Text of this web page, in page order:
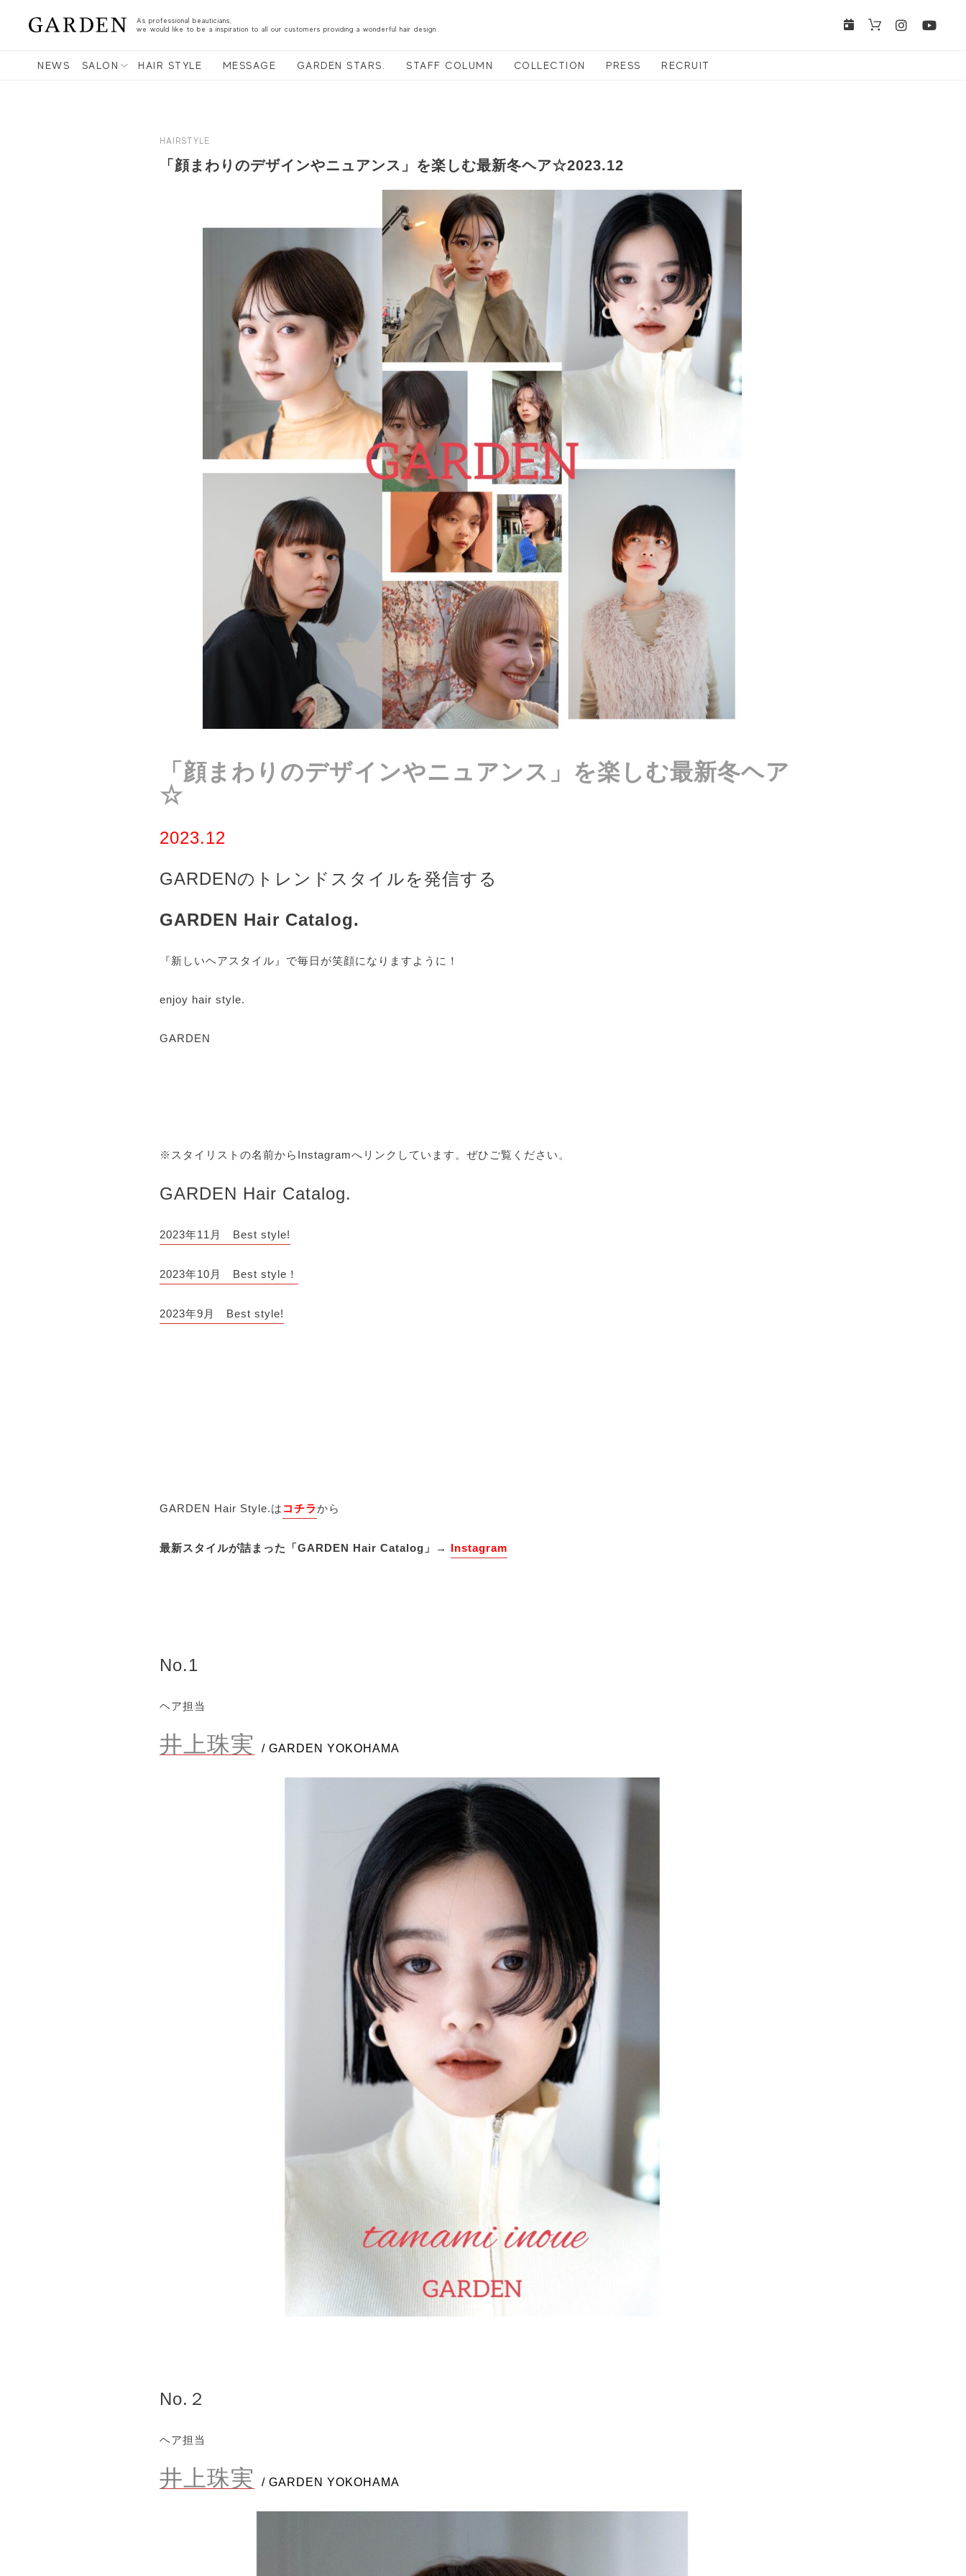
As professional beauticians,
we would like to be a inspiration to all our customers providing a wonderful hair design.
NEWS SALON HAIR STYLE MESSAGE GARDEN STARS. STAFF COLUMN COLLECTION PRESS RECRUIT
HAIRSTYLE
「顔まわりのデザインやニュアンス」を楽しむ最新冬ヘア☆2023.12
「顔まわりのデザインやニュアンス」 を楽しむ最新冬ヘア
☆
2023.12
GARDENのトレンドスタイルを発信する
GARDEN Hair Catalog.
『新しいヘアスタイル』で毎日が笑顔になりますように！
enjoy hair style.
GARDEN
※スタイリストの名前からInstagramへリンクしています。ぜひご覧ください。
GARDEN Hair Catalog.
2023年11月 Best style!
2023年10月 Best style！
2023年9月 Best style!
GARDEN Hair Style.は コチラから
最新スタイルが詰まった「GARDEN Hair Catalog」→ Instagram
No.1
ヘア担当
井上珠実 / GARDEN YOKOHAMA
No.２
ヘア担当
井上珠実 / GARDEN YOKOHAMA